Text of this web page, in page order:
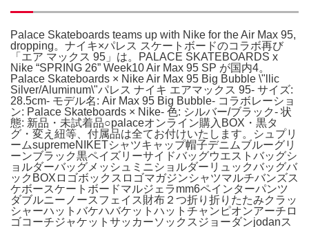
Palace Skateboards teams up with Nike for the Air Max 95,
dropping。ナイキ×パレス スケートボードのコラボ再び
「エア マックス 95」は。PALACE SKATEBOARDS x
Nike “SPRING 26” Week10 Air Max 95 SP が国内4。
Palace Skateboards × Nike Air Max 95 Big Bubble \"llic
Silver/Aluminum\"パレス ナイキ エアマックス 95- サイズ:
28.5cm- モデル名: Air Max 95 Big Bubble- コラボレーショ
ン: Palace Skateboards × Nike- 色: シルバー/ブラック- 状
態: 新品・未試着品○palaceオンライン購入BOX・黒タ
グ・変え紐等、付属品は全てお付けいたします。シュプリ
ームsupremeNIKETシャツキャップ帽子デニムブルーグリ
ーンブラック黒ペイズリーサイドバッグウエストバッグシ
ョルダーバッグメッシュミニショルダーリュックバッグバ
ックBOXロゴボックスロゴマガジンシャツマルチバンズス
ケボースケートボードマルジェラmm6ペインターパンツ
ダブルニーノースフェイス財布２つ折り折りたたみクラッ
シャーハットバケハバケットハットチャンピオンアーチロ
ゴコーチジャケットサッカーソックスジョーダンjodanス